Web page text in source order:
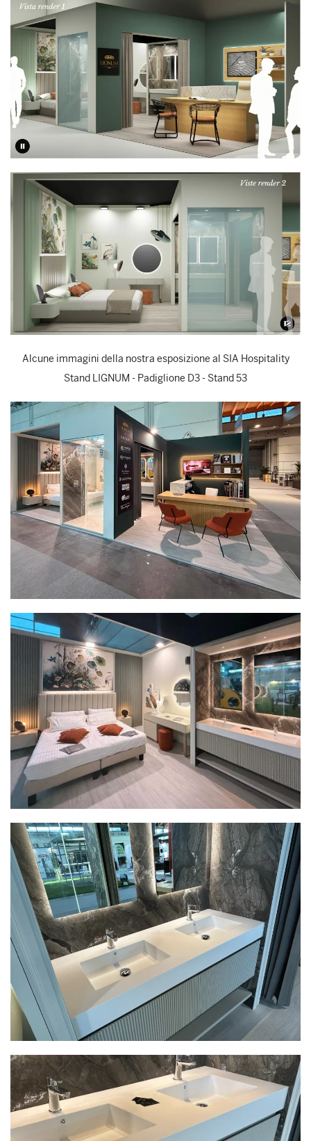
Alcune immagini della nostra esposizione al SIA Hospitality
Stand LIGNUM - Padiglione D3 - Stand 53